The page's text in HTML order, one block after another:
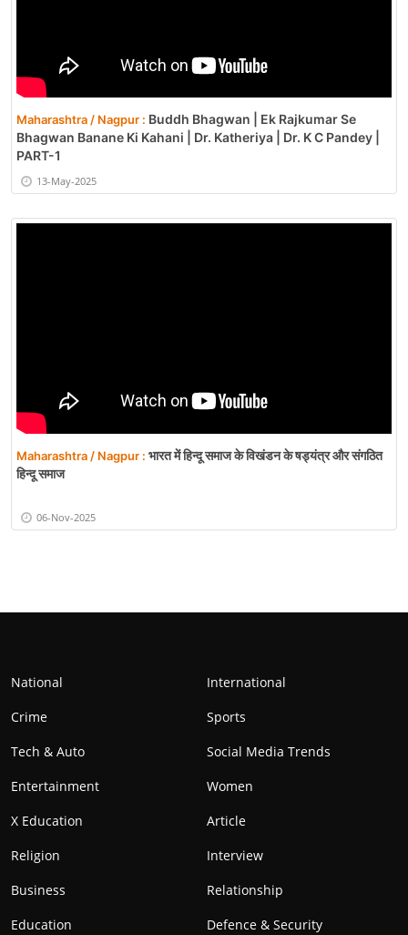
Maharashtra / Nagpur : Buddh Bhagwan | Ek Rajkumar Se
Bhagwan Banane Ki Kahani | Dr. Katheriya | Dr. K C Pandey |
PART-1
13-May-2025
Maharashtra / Nagpur : भारत में हिन्दू समाज के विखंडन के षड्यंत्र और संगठित
हिन्दू समाज
06-Nov-2025
National
International
Crime
Sports
Tech & Auto
Social Media Trends
Entertainment
Women
X Education
Article
Religion
Interview
Business
Relationship
Education
Defence & Security